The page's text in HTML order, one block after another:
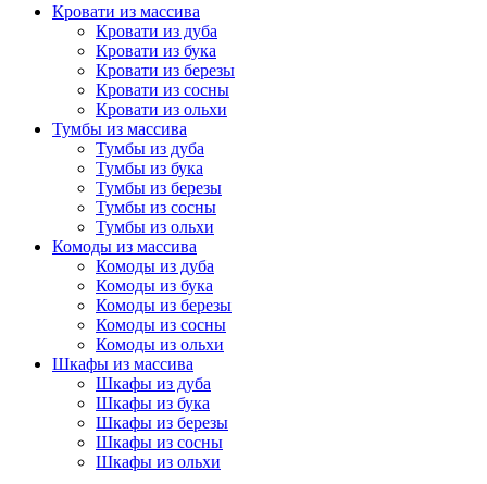
Кровати из массива
Кровати из дуба
Кровати из бука
Кровати из березы
Кровати из сосны
Кровати из ольхи
Тумбы из массива
Тумбы из дуба
Тумбы из бука
Тумбы из березы
Тумбы из сосны
Тумбы из ольхи
Комоды из массива
Комоды из дуба
Комоды из бука
Комоды из березы
Комоды из сосны
Комоды из ольхи
Шкафы из массива
Шкафы из дуба
Шкафы из бука
Шкафы из березы
Шкафы из сосны
Шкафы из ольхи